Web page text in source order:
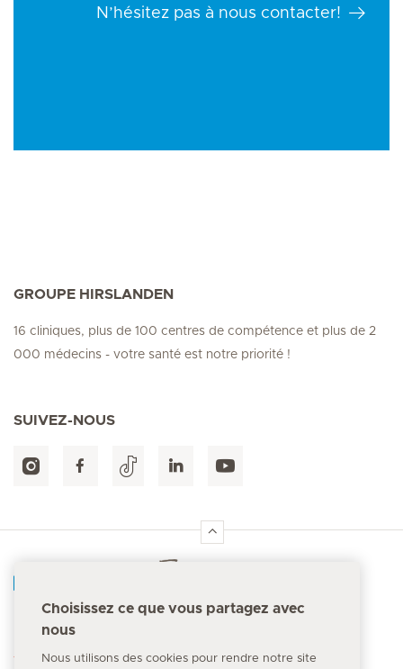
N’hésitez pas à nous contacter!
GROUPE HIRSLANDEN
16 cliniques, plus de 100 centres de compétence et plus de 2
000 médecins - votre santé est notre priorité !
SUIVEZ-NOUS
Numéro d'urgence
144
Choisissez ce que vous partagez avec
nous
Nous utilisons des cookies pour rendre notre site